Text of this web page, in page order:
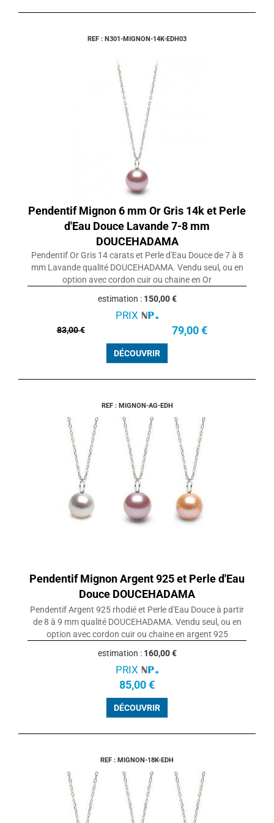
REF : N301-MIGNON-14K-EDH03
Pendentif Mignon 6 mm Or Gris 14k et Perle
d'Eau Douce Lavande 7-8 mm
DOUCEHADAMA
Pendentif Or Gris 14 carats et Perle d'Eau Douce de 7 à 8
mm Lavande qualité DOUCEHADAMA. Vendu seul, ou en
option avec cordon cuir ou chaine en Or
estimation : 150,00 €
PRIX
83,00 € 79,00 €
DÉCOUVRIR
REF : MIGNON-AG-EDH
Pendentif Mignon Argent 925 et Perle d'Eau
Douce DOUCEHADAMA
Pendentif Argent 925 rhodié et Perle d'Eau Douce à partir
de 8 à 9 mm qualité DOUCEHADAMA. Vendu seul, ou en
option avec cordon cuir ou chaine en argent 925
estimation : 160,00 €
PRIX
85,00 €
DÉCOUVRIR
REF : MIGNON-18K-EDH